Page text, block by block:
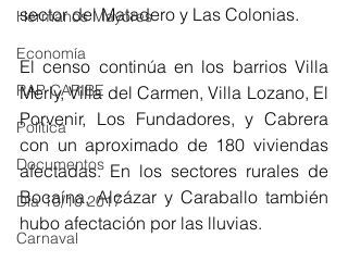
Hermanos Mayores
Economía
RAP CARIBE
Política
Documentos
Día 10/10 2017
Carnaval
sector del Matadero y Las Colonias.
El censo continúa en los barrios Villa
Merly, Villa del Carmen, Villa Lozano, El
Porvenir, Los Fundadores, y Cabrera
con un aproximado de 180 viviendas
afectadas. En los sectores rurales de
Bocaína, Alcázar y Caraballo también
hubo afectación por las lluvias.